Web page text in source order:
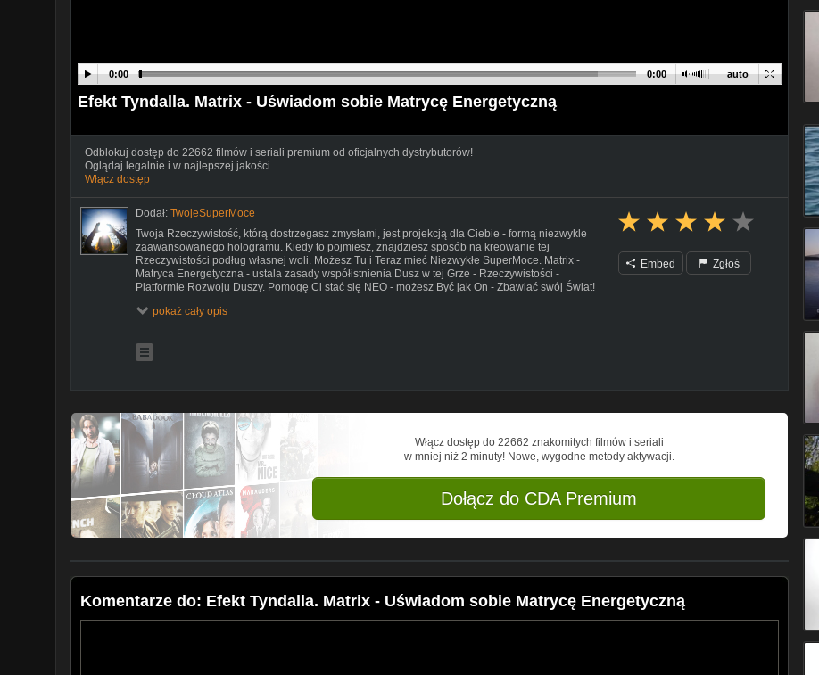
auto
0:00 0:00
Efekt Tyndalla. Matrix - Uświadom sobie Matrycę Energetyczną
Odblokuj dostęp do 22662 filmów i seriali premium od oficjalnych dystrybutorów!
Oglądaj legalnie i w najlepszej jakości.
Włącz dostęp
Dodał: TwojeSuperMoce
Twoja Rzeczywistość, którą dostrzegasz zmysłami, jest projekcją dla Ciebie - formą niezwykle
zaawansowanego hologramu. Kiedy to pojmiesz, znajdziesz sposób na kreowanie tej
Rzeczywistości podług własnej woli. Możesz Tu i Teraz mieć Niezwykłe SuperMoce. Matrix -
Matryca Energetyczna - ustala zasady współistnienia Dusz w tej Grze - Rzeczywistości -
Platformie Rozwoju Duszy. Pomogę Ci stać się NEO - możesz Być jak On - Zbawiać swój Świat!
Muzyka wykorzystana w filmie w strojeniu naturalnym A 432Hz - zespół DinkS.
Facebook
pokaż cały opis
Embed Zgłoś
Włącz dostęp do 22662 znakomitych filmów i seriali
w mniej niż 2 minuty! Nowe, wygodne metody aktywacji.
Dołącz do CDA Premium
Komentarze do: Efekt Tyndalla. Matrix - Uświadom sobie Matrycę Energetyczną